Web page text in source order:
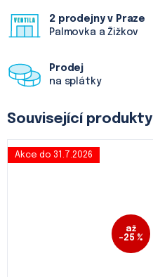
2 prodejny v Praze
Palmovka a Žižkov
Prodej
na splátky
Související produkty
Akce do 31.7.2026
až
–25 %